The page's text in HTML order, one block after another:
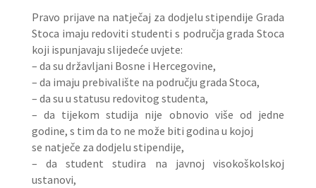
Pravo prijave na natječaj za dodjelu stipendije Grada
Stoca imaju redoviti studenti s područja grada Stoca
koji ispunjavaju slijedeće uvjete:
– da su državljani Bosne i Hercegovine,
– da imaju prebivalište na području grada Stoca,
– da su u statusu redovitog studenta,
– da tijekom studija nije obnovio više od jedne
godine, s tim da to ne može biti godina u kojoj
se natječe za dodjelu stipendije,
– da student studira na javnoj visokoškolskoj
ustanovi,